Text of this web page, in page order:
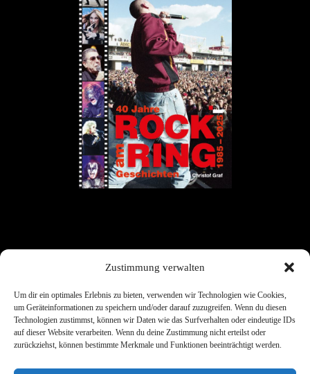
Zustimmung verwalten
Um dir ein optimales Erlebnis zu bieten, verwenden wir Technologien wie Cookies,
um Geräteinformationen zu speichern und/oder darauf zuzugreifen. Wenn du diesen
Technologien zustimmst, können wir Daten wie das Surfverhalten oder eindeutige IDs
auf dieser Website verarbeiten. Wenn du deine Zustimmung nicht erteilst oder
zurückziehst, können bestimmte Merkmale und Funktionen beeinträchtigt werden.
Links Kontakt Datenschutz
Impress
Cookies